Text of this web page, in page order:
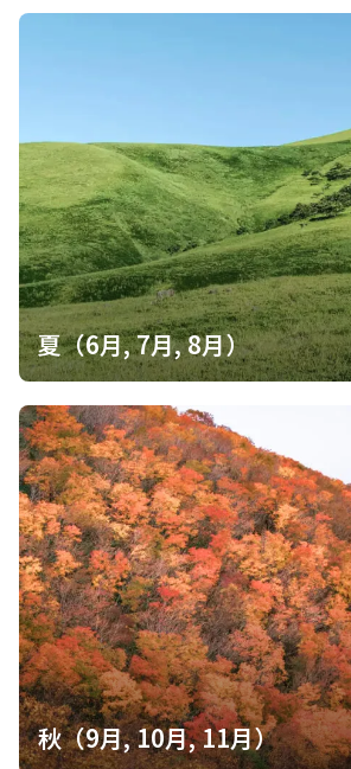
夏（6月, 7月, 8月）
秋（9月, 10月, 11月）